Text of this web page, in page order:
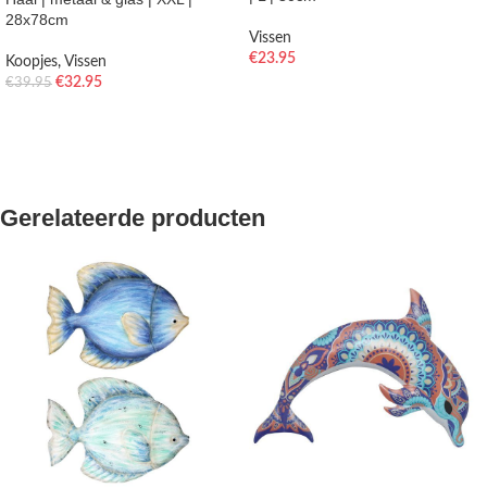
28x78cm
Koopjes, Vissen
€39.95 €32.95
Vissen
€23.95
Gerelateerde producten